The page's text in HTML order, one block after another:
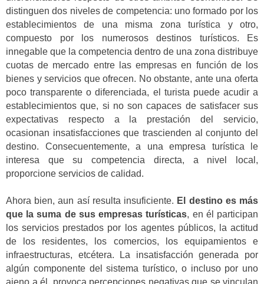
distinguen dos niveles de competencia: uno formado por los
establecimientos de una misma zona turística y otro,
compuesto por los numerosos destinos turísticos. Es
innegable que la competencia dentro de una zona distribuye
cuotas de mercado entre las empresas en función de los
bienes y servicios que ofrecen. No obstante, ante una oferta
poco transparente o diferenciada, el turista puede acudir a
establecimientos que, si no son capaces de satisfacer sus
expectativas respecto a la prestación del servicio,
ocasionan insatisfacciones que trascienden al conjunto del
destino. Consecuentemente, a una empresa turística le
interesa que su competencia directa, a nivel local,
proporcione servicios de calidad.
Ahora bien, aun así resulta insuficiente. El destino es más
que la suma de sus empresas turísticas, en él participan
los servicios prestados por los agentes públicos, la actitud
de los residentes, los comercios, los equipamientos e
infraestructuras, etcétera. La insatisfacción generada por
algún componente del sistema turístico, o incluso por uno
ajeno a él, provoca percepciones negativas que se vinculan